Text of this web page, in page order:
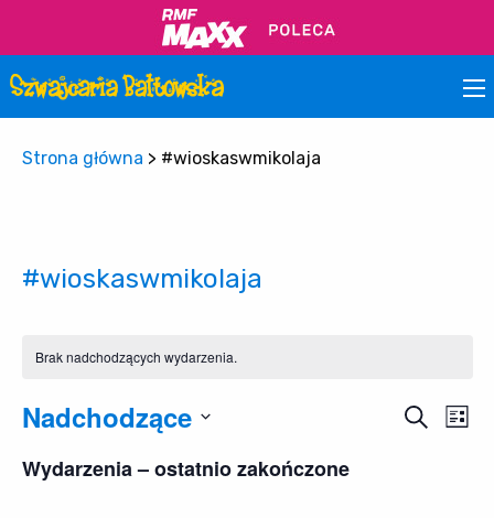
Strona główna > #wioskaswmikolaja
#wioskaswmikolaja
Brak nadchodzących wydarzenia.
Szukaj
Lista
Nadchodzące
datę.
Wydarzenia – ostatnio zakończone